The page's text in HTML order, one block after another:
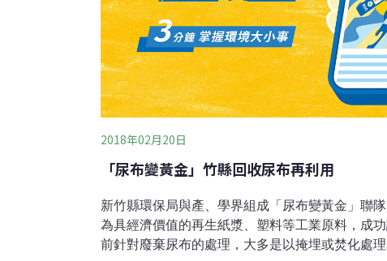
2018年02月20日
「尿布變黃金」竹縣回收尿布再利用
新竹縣環保局與產、學界組成「尿布變黃金」聯
為具經濟價值的再生紙漿、塑料等工業原料，成
前針對廢棄尿布的處理，大多是以掩埋或焚化處